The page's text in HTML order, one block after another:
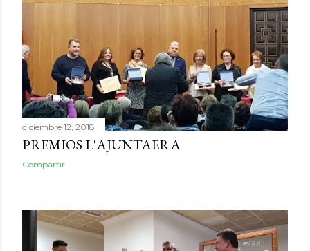
diciembre 12, 2018
PREMIOS L'AJUNTAERA
Compartir